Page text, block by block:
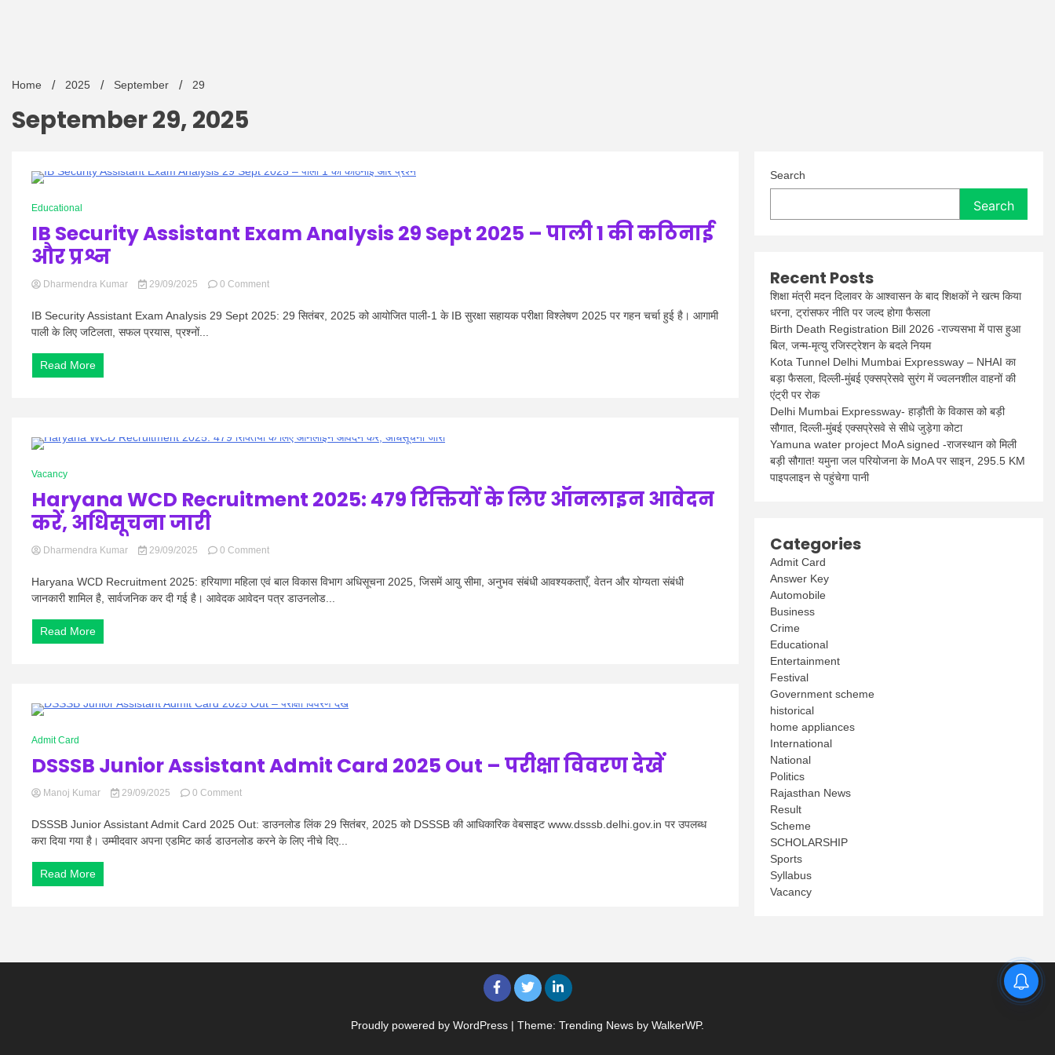
Home 2025 September 29
September 29, 2025
Educational
IB Security Assistant Exam Analysis 29 Sept 2025 – पाली 1 की कठिनाई
और प्रश्न
Dharmendra Kumar 29/09/2025 0 Commenton
Security
1
प्रश्न
IB Security Assistant Exam Analysis 29 Sept 2025: 29 सितंबर, 2025 को आयोजित पाली-1 के IB सुरक्षा सहायक परीक्षा विश्लेषण 2025 पर गहन चर्चा हुई है। आगामी
पाली के लिए जटिलता, सफल प्रयास, प्रश्नों...
Read More
Vacancy
Haryana WCD Recruitment 2025: 479 रिक्तियों के लिए ऑनलाइन आवेदन
करें, अधिसूचना जारी
Dharmendra Kumar 29/09/2025 0 Commenton
WCD
Recruitment
2025:
करें,
Haryana WCD Recruitment 2025: हरियाणा महिला एवं बाल विकास विभाग अधिसूचना 2025, जिसमें आयु सीमा, अनुभव संबंधी आवश्यकताएँ, वेतन और योग्यता संबंधी
जानकारी शामिल है, सार्वजनिक कर दी गई है। आवेदक आवेदन पत्र डाउनलोड...
Read More
Admit Card
DSSSB Junior Assistant Admit Card 2025 Out – परीक्षा विवरण देखें
Manoj Kumar 29/09/2025 0 Commenton
Junior
Assistant
DSSSB Junior Assistant Admit Card 2025 Out: डाउनलोड लिंक 29 सितंबर, 2025 को DSSSB की आधिकारिक वेबसाइट www.dsssb.delhi.gov.in पर उपलब्ध
करा दिया गया है। उम्मीदवार अपना एडमिट कार्ड डाउनलोड करने के लिए नीचे दिए...
Read More
Search
Search
Recent Posts
शिक्षा मंत्री मदन दिलावर के आश्वासन के बाद शिक्षकों ने खत्म किया
धरना, ट्रांसफर नीति पर जल्द होगा फैसला
Birth Death Registration Bill 2026 -राज्यसभा में पास हुआ
बिल, जन्म-मृत्यु रजिस्ट्रेशन के बदले नियम
Kota Tunnel Delhi Mumbai Expressway – NHAI का
बड़ा फैसला, दिल्ली-मुंबई एक्सप्रेसवे सुरंग में ज्वलनशील वाहनों की
एंट्री पर रोक
Delhi Mumbai Expressway- हाड़ौती के विकास को बड़ी
सौगात, दिल्ली-मुंबई एक्सप्रेसवे से सीधे जुड़ेगा कोटा
Yamuna water project MoA signed -राजस्थान को मिली
बड़ी सौगात! यमुना जल परियोजना के MoA पर साइन, 295.5 KM
पाइपलाइन से पहुंचेगा पानी
Categories
Admit Card
Answer Key
Automobile
Business
Crime
Educational
Entertainment
Festival
Government scheme
historical
home appliances
International
National
Politics
Rajasthan News
Result
Scheme
SCHOLARSHIP
Sports
Syllabus
Vacancy
Proudly powered by WordPress | Theme: Trending News by WalkerWP.